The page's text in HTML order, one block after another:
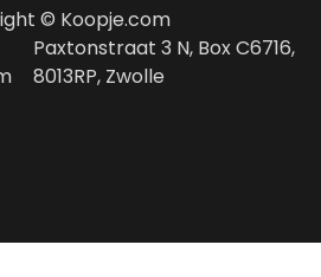
© Koopje.com
Paxtonstraat 3 N, Box C6716,
8013RP, Zwolle